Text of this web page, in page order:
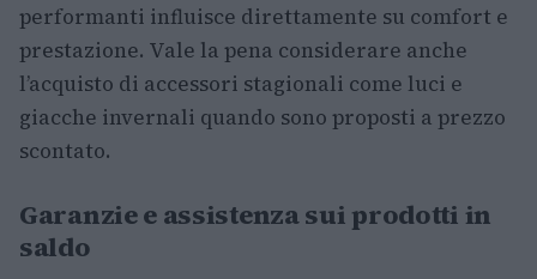
performanti influisce direttamente su comfort e
prestazione. Vale la pena considerare anche
l’acquisto di accessori stagionali come luci e
giacche invernali quando sono proposti a prezzo
scontato.
Garanzie e assistenza sui prodotti in
saldo